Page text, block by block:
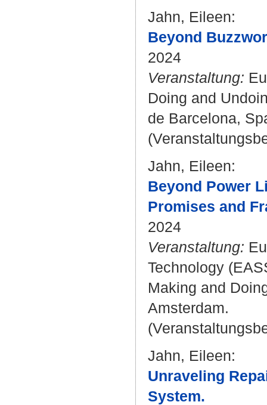
Jahn, Eileen:
Beyond
2024
Veranstaltung:
Doing and
de Barcelona,
Jahn, Eileen:
Beyond Power
Promises and
2024
Veranstaltung:
Technology
Making and
Amsterdam.
Jahn, Eileen:
Unraveling
System.